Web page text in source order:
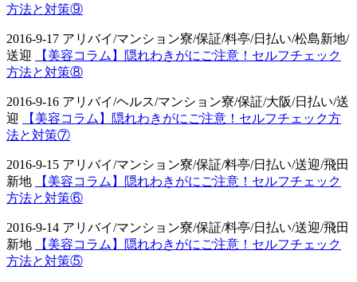
方法と対策⑨
2016-9-17 アリバイ/マンション寮/保証/料亭/日払い/松島新地/
送迎
【美容コラム】隠れわきがにご注意！セルフチェック
方法と対策⑧
2016-9-16 アリバイ/ヘルス/マンション寮/保証/大阪/日払い/送
迎
【美容コラム】隠れわきがにご注意！セルフチェック方
法と対策⑦
2016-9-15 アリバイ/マンション寮/保証/料亭/日払い/送迎/飛田
新地
【美容コラム】隠れわきがにご注意！セルフチェック
方法と対策⑥
2016-9-14 アリバイ/マンション寮/保証/料亭/日払い/送迎/飛田
新地
【美容コラム】隠れわきがにご注意！セルフチェック
方法と対策⑤